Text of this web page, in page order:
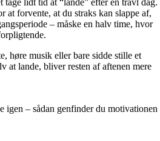
at forvente, at du straks kan slappe af,
– måske en halv time, hvor
høre musik eller bare sidde stille et
at lande, bliver resten af aftenen mere
igen – sådan genfinder du motivationen